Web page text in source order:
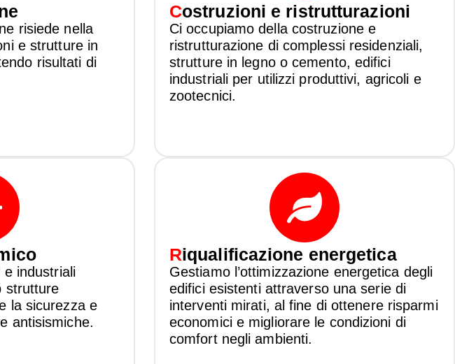
risiede nella
e strutture in
risultati di
Costruzioni e ristrutturazioni
Ci occupiamo della costruzione e
ristrutturazione di complessi residenziali,
strutture in legno o cemento, edifici
industriali per utilizzi produttivi, agricoli e
zootecnici.
e industriali
strutture
la sicurezza e
antisismiche.
Riqualificazione energetica
Gestiamo l’ottimizzazione energetica degli
edifici esistenti attraverso una serie di
interventi mirati, al fine di ottenere risparmi
economici e migliorare le condizioni di
comfort negli ambienti.